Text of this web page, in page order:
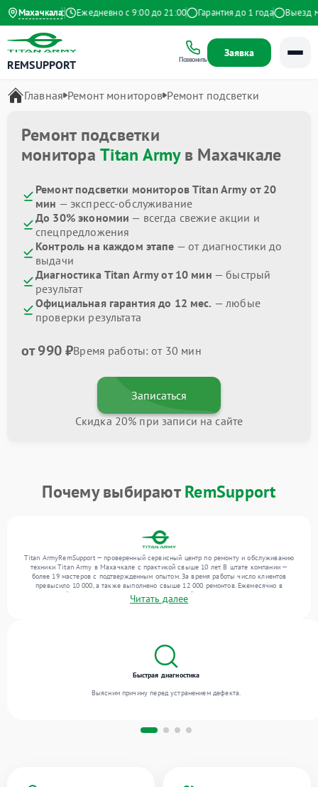
Махачкала
на Яндекс Ежедневно с 9:00 до 21:00 Гарантия до 1 года Выезд
REMSUPPORT Позвонить
Заявка
Главная Ремонт мониторов Ремонт подсветки
Ремонт подсветки
монитораTitan Armyв Махачкале
Ремонт подсветки мониторов Titan Army от 20
мин — экспресс-обслуживание
До 30% экономии — всегда свежие акции и
спецпредложения
Контроль на каждом этапе — от диагностики до
выдачи
Диагностика Titan Army от 10 мин — быстрый
результат
Официальная гарантия до 12 мес. — любые
проверки результата
от 990 ₽Время работы: от 30 мин
Записаться
Скидка 20% при записи на сайте
Почему выбираютRemSupport
Titan ArmyRemSupport — проверенный сервисный центр по ремонту и обслуживанию
техники Titan Army в Махачкале с практикой свыше 10 лет. В штате компании —
более 19 мастеров с подтвержденным опытом. За время работы число клиентов
превысило 10 000, а также выполнено свыше 12 000 ремонтов. Ежемесячно в
сервисный центр поступает более 300 обращений, включая , , . Мы работаем с
широким спектром неисправностей и поддерживаем высокий стандарт качества
Читать далее
Быстрая диагностика
Выясним причину перед устранением дефекта.